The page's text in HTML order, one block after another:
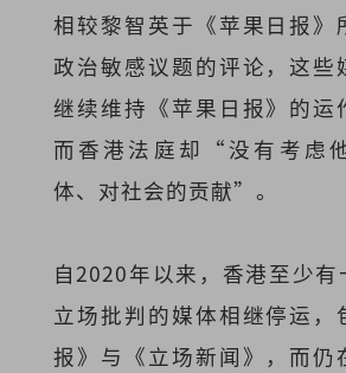
相较黎智英于《苹果日报》
政治敏感议题的评论，这
继续维持《苹果日报》的
而香港法庭却“没有考虑
体、对社会的贡献”。
自2020年以来，香港至少有
立场批判的媒体相继停运，
报》与《立场新闻》，而仍